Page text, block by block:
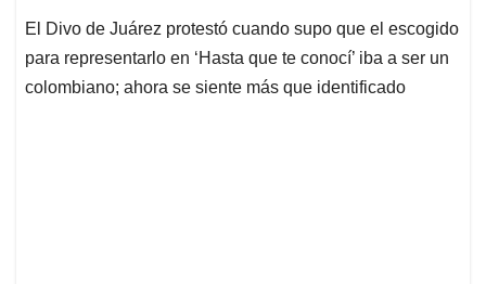
El Divo de Juárez protestó cuando supo que el escogido
para representarlo en ‘Hasta que te conocí’ iba a ser un
colombiano; ahora se siente más que identificado